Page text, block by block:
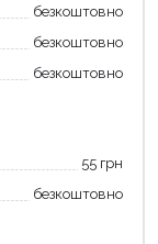
безкоштовно
безкоштовно
безкоштовно
55 грн
безкоштовно